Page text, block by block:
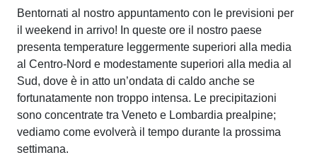
Bentornati al nostro appuntamento con le previsioni per
il weekend in arrivo! In queste ore il nostro paese
presenta temperature leggermente superiori alla media
al Centro-Nord e modestamente superiori alla media al
Sud, dove è in atto un’ondata di caldo anche se
fortunatamente non troppo intensa. Le precipitazioni
sono concentrate tra Veneto e Lombardia prealpine;
vediamo come evolverà il tempo durante la prossima
settimana.